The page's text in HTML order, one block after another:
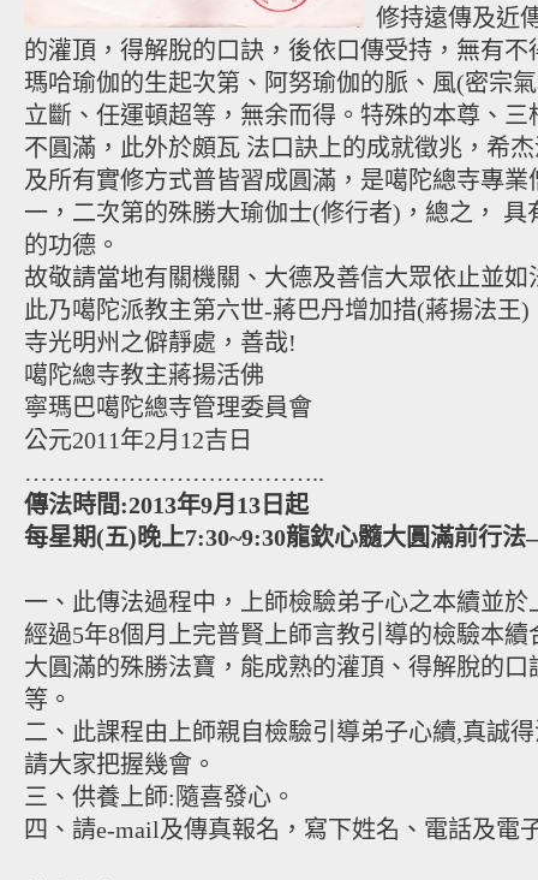
修持遠傳及近
的灌頂，得解脫的口訣，後依口傳受持，無有不
瑪哈瑜伽的生起次第、阿努瑜伽的脈、風(密宗
立斷、任運頓超等，無余而得。特殊的本尊、
不圓滿，此外於頗瓦 法口訣上的成就徵兆，希
及所有實修方式普皆習成圓滿，是噶陀總寺專
一，二次第的殊勝大瑜伽士(修行者)，總之， 具
的功德。
故敬請當地有關機關、大德及善信大眾依止並如
此乃噶陀派教主第六世-蔣巴丹增加措(蔣揚法王
寺光明州之僻靜處，善哉!
噶陀總寺教主蔣揚活佛
寧瑪巴噶陀總寺管理委員會
公元2011年2月12吉日
………………………………..
傳法時間:2013年9月13日起
每星期(五)晚上7:30~9:30龍欽心髓大圓滿前行
一、此傳法過程中，上師檢驗弟子心之本續並於
經過5年8個月上完普賢上師言教引導的檢驗本
大圓滿的殊勝法寶，能成熟的灌頂、得解脫的
等。
二、此課程由上師親自檢驗引導弟子心續,真誠
請大家把握幾會。
三、供養上師:隨喜發心。
四、請e-mail及傳真報名，寫下姓名、電話及電